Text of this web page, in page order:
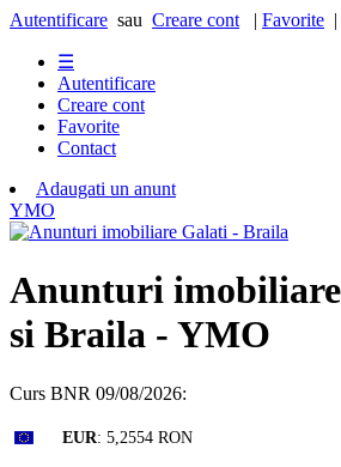
Autentificare sau Creare cont | Favorite |
☰
Autentificare
Creare cont
Favorite
Contact
Adaugati un anunt
YMO
Anunturi
si Braila - YMO
Curs BNR 09/08/2026:
EUR: 5,2554 RON